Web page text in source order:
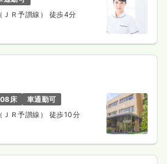
ＪＲ予讃線） 徒歩4分
床
車通勤可
ＪＲ予讃線） 徒歩10分